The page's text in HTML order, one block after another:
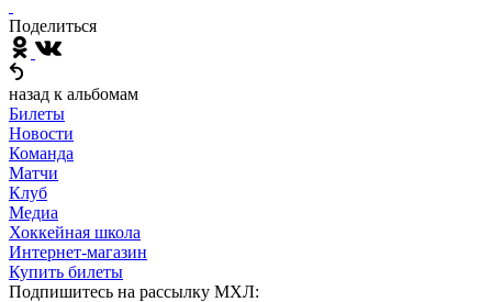
Поделиться
назад к альбомам
Билеты
Новости
Команда
Матчи
Клуб
Медиа
Хоккейная школа
Интернет-магазин
Купить билеты
Подпишитесь на рассылку МХЛ: